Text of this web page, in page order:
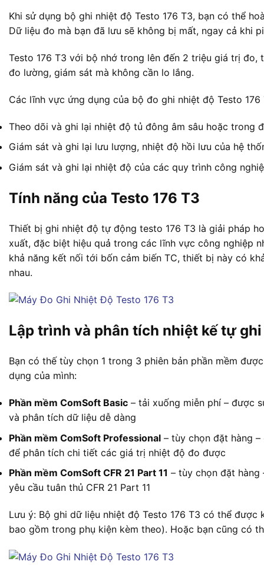
Khi sử dụng bộ ghi nhiệt độ Testo 176 T3, bạn có thể
Dữ liệu đo mà bạn đã lưu sẽ không bị mất, ngay cả khi
Testo 176 T3 với bộ nhớ trong lên đến 2 triệu giá trị
đo lường, giám sát mà không cần lo lắng.
Các lĩnh vực ứng dụng của bộ đo ghi nhiệt độ Testo 176
Theo dõi và ghi lại nhiệt độ tủ đông âm sâu hoặc trong
Giám sát và ghi lại lưu lượng, nhiệt độ hồi lưu của hệ
Giám sát và ghi lại nhiệt độ của các quy trình công
Tính năng của Testo 176 T3
Thiết bị ghi nhiệt độ tự động testo 176 T3 là giải pháp
xuất, đặc biệt hiệu quả trong các lĩnh vực công nghiệp
khả năng kết nối tới bốn cảm biến TC, thiết bị này có
nhau.
Lập trình và phân tích nhiệt kế tự ghi
Bạn có thế tùy chọn 1 trong 3 phiên bản phần mềm
dụng của mình:
Phần mềm ComSoft Basic – tải xuống miễn phí – được
và phân tích dữ liệu dễ dàng
Phần mềm ComSoft Professional – tùy chọn đặt hàng
để phân tích chi tiết các giá trị nhiệt độ đo được
Phần mềm ComSoft CFR 21 Part 11 – tùy chọn đặt
yêu cầu tuân thủ CFR 21 Part 11
Lưu ý: Bộ ghi dữ liệu nhiệt độ Testo 176 T3 có thể được
bao gồm trong phụ kiện kèm theo). Hoặc bạn cũng có